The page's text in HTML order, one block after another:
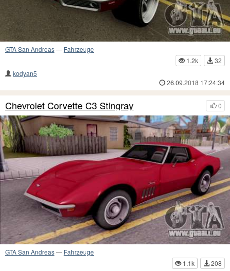
GTA San Andreas— Fahrzeuge
1.2k
32
kodyan5
26.09.2018 17:24:34
0
Chevrolet Corvette C3 Stingray
GTA San Andreas— Fahrzeuge
1.1k
208